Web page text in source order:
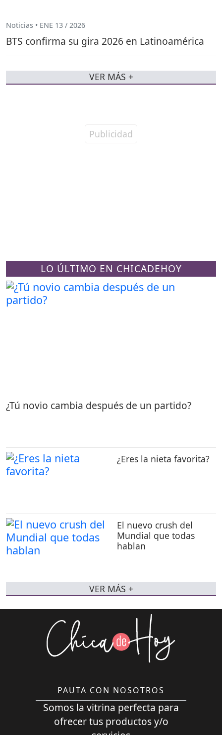
LO ÚLTIMO EN CHICADEHOY
¿Tú novio cambia después de un partido?
¿Eres la nieta favorita?
El nuevo crush del
Mundial que todas
hablan
VER MÁS +
Noticias • ENE 13 / 2026
BTS confirma su gira 2026 en Latinoamérica
VER MÁS +
PAUTA CON NOSOTROS
Somos la vitrina perfecta para
ofrecer tus productos y/o